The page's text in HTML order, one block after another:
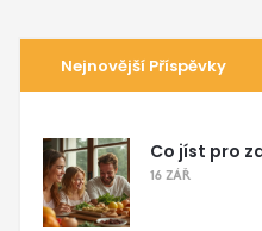
Nejnovější Příspěvky
Co jíst pro
16 ZÁŘ